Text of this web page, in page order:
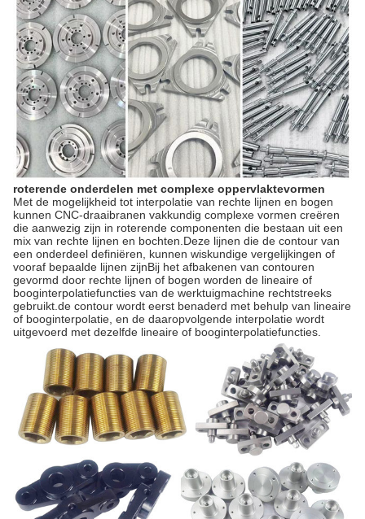
roterende onderdelen met complexe oppervlaktevormen
Met de mogelijkheid tot interpolatie van rechte lijnen en bogen
kunnen CNC-draaibranen vakkundig complexe vormen creëren
die aanwezig zijn in roterende componenten die bestaan uit een
mix van rechte lijnen en bochten.Deze lijnen die de contour van
een onderdeel definiëren, kunnen wiskundige vergelijkingen of
vooraf bepaalde lijnen zijnBij het afbakenen van contouren
gevormd door rechte lijnen of bogen worden de lineaire of
booginterpolatiefuncties van de werktuigmachine rechtstreeks
gebruikt.de contour wordt eerst benaderd met behulp van lineaire
of booginterpolatie, en de daaropvolgende interpolatie wordt
uitgevoerd met dezelfde lineaire of booginterpolatiefuncties.